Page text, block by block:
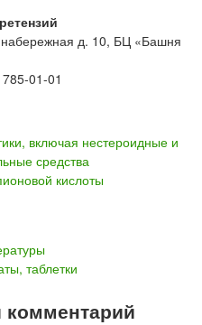
д. 10, БЦ «Башня
01-01
включая нестероидные и
средства
кислоты
таблетки
комментарий